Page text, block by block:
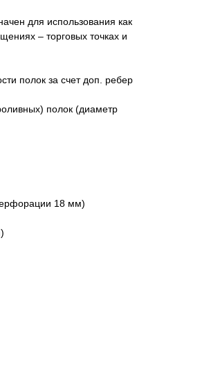
для использования как
– торговых точках и
полок за счет доп. ребер
полок (диаметр
18 мм)